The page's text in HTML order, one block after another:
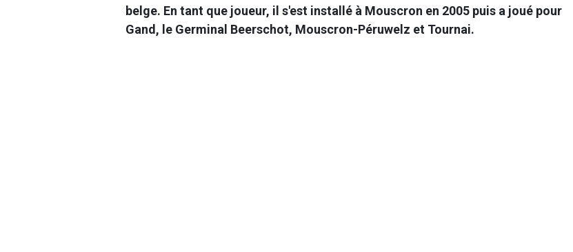
belge. En tant que joueur, il s'est installé à Mouscron en 2005 puis a joué pour
Gand, le Germinal Beerschot, Mouscron-Péruwelz et Tournai.